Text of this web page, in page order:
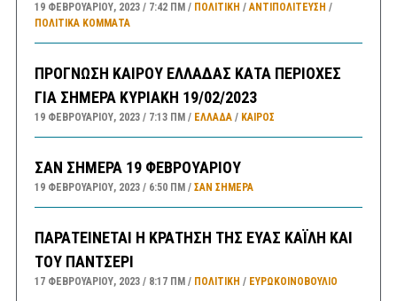
19 ΦΕΒΡΟΥΑΡΊΟΥ, 2023 7:42 ΠΜ ΠΟΛΙΤΙΚΗ /ΑΝΤΙΠΟΛΊΤΕΥΣΗ /
ΠΟΛΙΤΙΚΆ ΚΌΜΜΑΤΑ
ΠΡΟΓΝΩΣΗ ΚΑΙΡΟΥ ΕΛΛΑΔΑΣ ΚΑΤΑ ΠΕΡΙΟΧΕΣ
ΓΙΑ ΣΗΜΕΡΑ ΚΥΡΙΑΚΗ 19/02/2023
19 ΦΕΒΡΟΥΑΡΊΟΥ, 2023 7:13 ΠΜ ΕΛΛΑΔA/ ΚΑΙΡΌΣ
ΣΑΝ ΣΗΜΕΡΑ 19 ΦΕΒΡΟΥΑΡΙΟΥ
19 ΦΕΒΡΟΥΑΡΊΟΥ, 2023 6:50 ΠΜ ΣΑΝ ΣΉΜΕΡΑ
ΠΑΡΑΤΕΙΝΕΤΑΙ Η ΚΡΑΤΗΣΗ ΤΗΣ ΕΥΑΣ ΚΑΪΛΗ ΚΑΙ
ΤΟΥ ΠΑΝΤΣΕΡΙ
17 ΦΕΒΡΟΥΑΡΊΟΥ, 2023 8:17 ΠΜ ΠΟΛΙΤΙΚΗ / ΕΥΡΩΚΟΙΝΟΒΟΥΛΙΟ